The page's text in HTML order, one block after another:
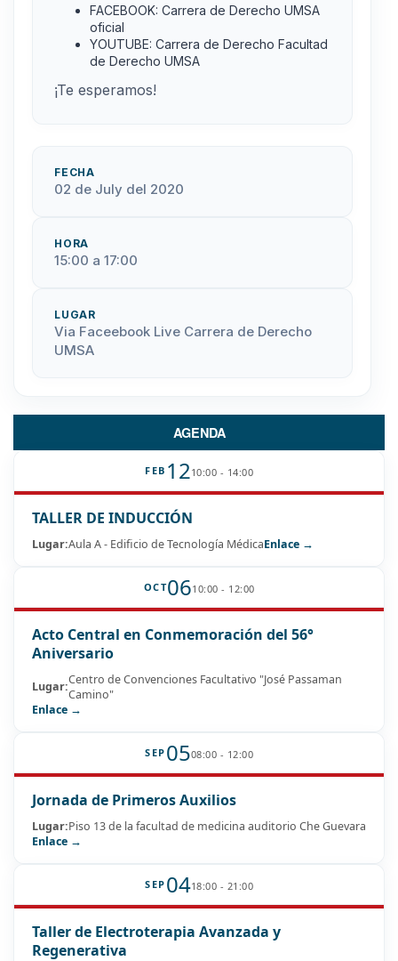
FACEBOOK: Carrera de Derecho UMSA
oficial
YOUTUBE: Carrera de Derecho Facultad
de Derecho UMSA
¡Te esperamos!
FECHA
02 de July del 2020
HORA
15:00 a 17:00
LUGAR
Via Faceebook Live Carrera de Derecho
UMSA
AGENDA
FEB 1210:00 - 14:00
TALLER DE INDUCCIÓN
Lugar:Aula A - Edificio de Tecnología MédicaEnlace →
OCT0610:00 - 12:00
Acto Central en Conmemoración del 56°
Aniversario
Lugar:Centro de Convenciones Facultativo "José Passaman
Camino"
Enlace →
SEP 0508:00 - 12:00
Jornada de Primeros Auxilios
Lugar:Piso 13 de la facultad de medicina auditorio Che Guevara
Enlace →
SEP 0418:00 - 21:00
Taller de Electroterapia Avanzada y
Regenerativa